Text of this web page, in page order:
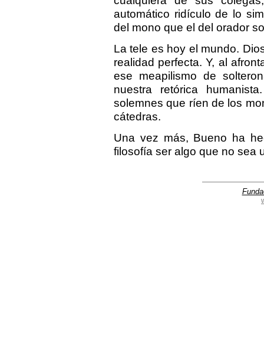
automático ridículo de lo
del mono que el del orador
La tele es hoy el mundo.
realidad perfecta. Y, al
ese meapilismo de
nuestra retórica
solemnes que ríen de los
cátedras.
Una vez más, Bueno ha
filosofía ser algo que no sea